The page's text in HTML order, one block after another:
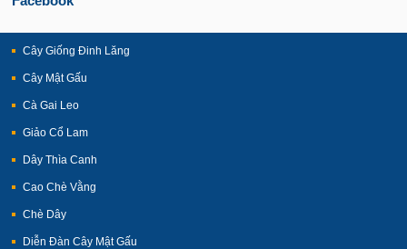
Cây Giống Đinh Lăng
Cây Mật Gấu
Cà Gai Leo
Giảo Cổ Lam
Dây Thìa Canh
Cao Chè Vằng
Chè Dây
Diễn Đàn Cây Mật Gấu